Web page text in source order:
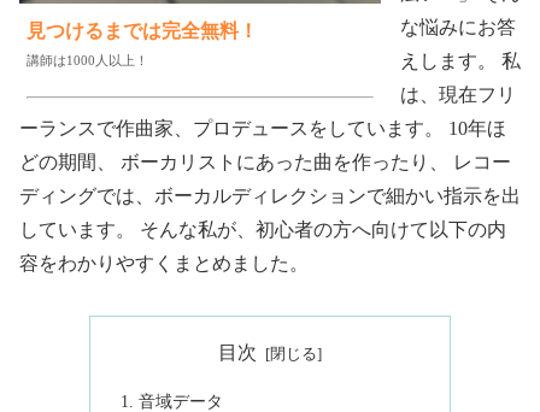
見つけるまでは完全無料！
講師は1000人以上！
な悩みにお答
えします。 私
は、現在フリ
ーランスで作曲家、プロデュースをしています。 10年ほ
どの期間、 ボーカリストにあった曲を作ったり、 レコー
ディングでは、ボーカルディレクションで細かい指示を出
しています。 そんな私が、初心者の方へ向けて以下の内
容をわかりやすくまとめました。
目次
音域データ